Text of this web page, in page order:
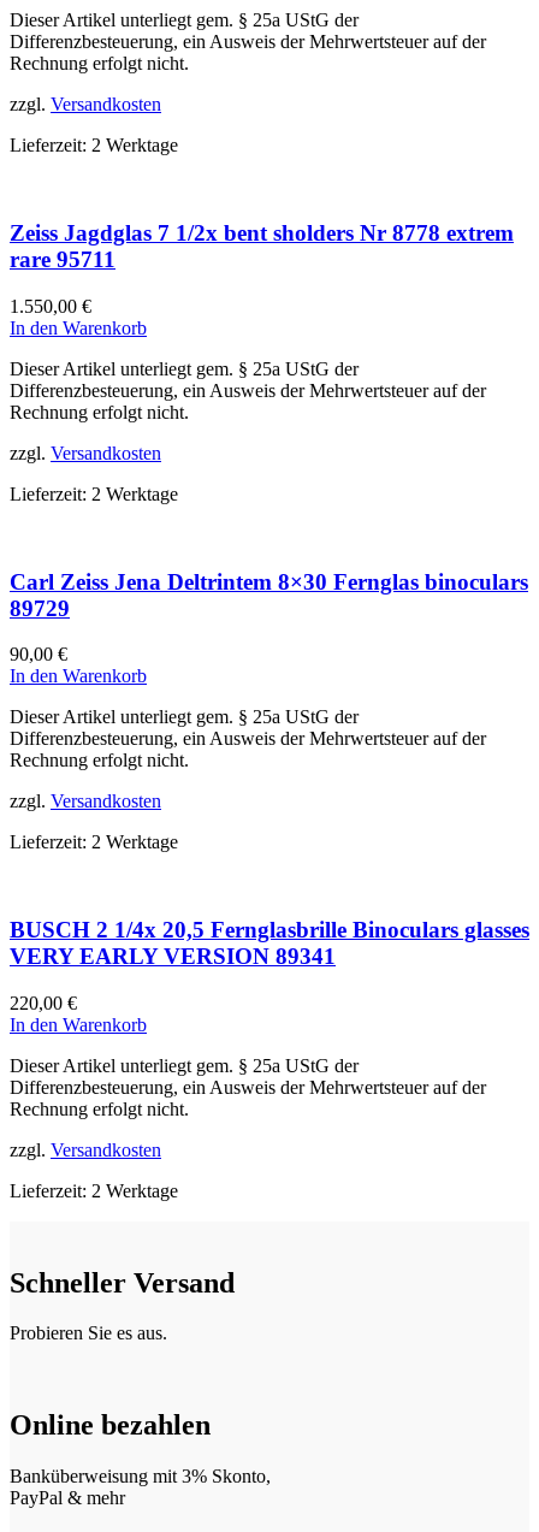
Dieser Artikel unterliegt gem. § 25a UStG der
Differenzbesteuerung, ein Ausweis der Mehrwertsteuer auf der
Rechnung erfolgt nicht.
zzgl. Versandkosten
Lieferzeit: 2 Werktage
Zeiss Jagdglas 7 1/2x bent sholders Nr 8778 extrem
rare 95711
1.550,00 €
In den Warenkorb
Dieser Artikel unterliegt gem. § 25a UStG der
Differenzbesteuerung, ein Ausweis der Mehrwertsteuer auf der
Rechnung erfolgt nicht.
zzgl. Versandkosten
Lieferzeit: 2 Werktage
Carl Zeiss Jena Deltrintem 8×30 Fernglas binoculars
89729
90,00 €
In den Warenkorb
Dieser Artikel unterliegt gem. § 25a UStG der
Differenzbesteuerung, ein Ausweis der Mehrwertsteuer auf der
Rechnung erfolgt nicht.
zzgl. Versandkosten
Lieferzeit: 2 Werktage
BUSCH 2 1/4x 20,5 Fernglasbrille Binoculars glasses
VERY EARLY VERSION 89341
220,00 €
In den Warenkorb
Dieser Artikel unterliegt gem. § 25a UStG der
Differenzbesteuerung, ein Ausweis der Mehrwertsteuer auf der
Rechnung erfolgt nicht.
zzgl. Versandkosten
Lieferzeit: 2 Werktage
Schneller Versand
Probieren Sie es aus.
Online bezahlen
Banküberweisung mit 3% Skonto,
PayPal & mehr